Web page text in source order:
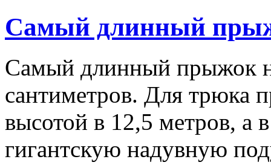
Самый длинный
Самый длинный прыжок
сантиметров. Для трюка
высотой в 12,5 метров, а
гигантскую надувную